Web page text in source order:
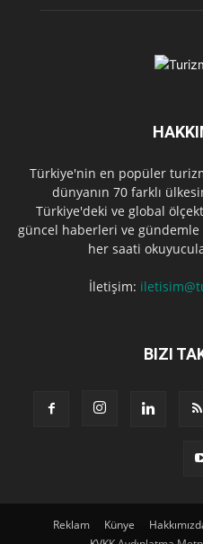
Türkiye'nin en popüler
dünyanın 70 farklı
Türkiye'deki ve global
güncel haberleri ve
her saati
İletişim:
BIZI
Reklam Künye